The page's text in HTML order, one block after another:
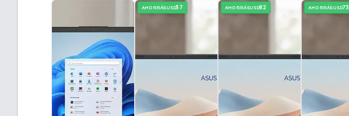
AHORRÁSUSD37 AHORRÁSUSD82 AHORRÁSUSD73